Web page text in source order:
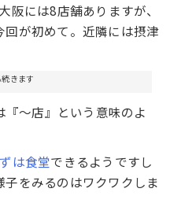
阪には8店舗ありますが、
が初めて。近隣には摂津
きます
『〜店』という意味のよ
は食堂できるようですし
をみるのはワクワクしま